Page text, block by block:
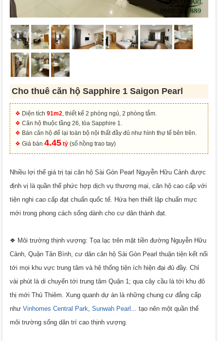
Cho thuê căn hộ Sapphire 1 Saigon Pearl
❖ Diện tích 91m2, thiết kế 2 phòng ngủ, 2 phòng tắm.
❖ Căn hộ thuộc tầng 26, tòa Sapphire 1.
❖ Bán căn hộ để lại toàn bộ nội thất đầy đủ như hình thự tế bên trên.
❖ Giá bán 4.45 tỷ (sổ hồng trao tay)
Nhiều lợi thế giá trị tại căn hộ Sài Gòn Pearl Nguyễn Hữu Cảnh được
định vị là quần thể phức hợp dịch vụ thương mại, căn hộ cao cấp với
tiện nghi cao cấp đạt chuẩn quốc tế. Hứa hẹn thiết lập chuẩn mực
mới trong phong cách sống dành cho cư dân thành đạt.
❖ Môi trường thịnh vượng: Tọa lạc trên mặt tiền đường Nguyễn Hữu
Cảnh, Quận Tân Bình, cư dân căn hộ Sài Gòn Pearl thuận tiện kết nối
tới mọi khu vực trung tâm và hệ thống tiện ích hiện đại đủ đầy. Chỉ
vài phút là di chuyển tới trung tâm Quận 1; qua cây cầu là tới khu đô
thị mới Thủ Thiêm. Xung quanh dự án là những chung cư đẳng cấp
như Vinhomes Central Park Sunwah Pearl
... tạo nên một quần thể
môi trường sống dân trí cao thịnh vượng.